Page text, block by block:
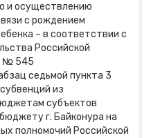
и осуществлению
с рождением
– в соответствии с
Российской
№ 545
седьмой пункта 3
из
субъектов
г. Байконура на
полномочий Российской